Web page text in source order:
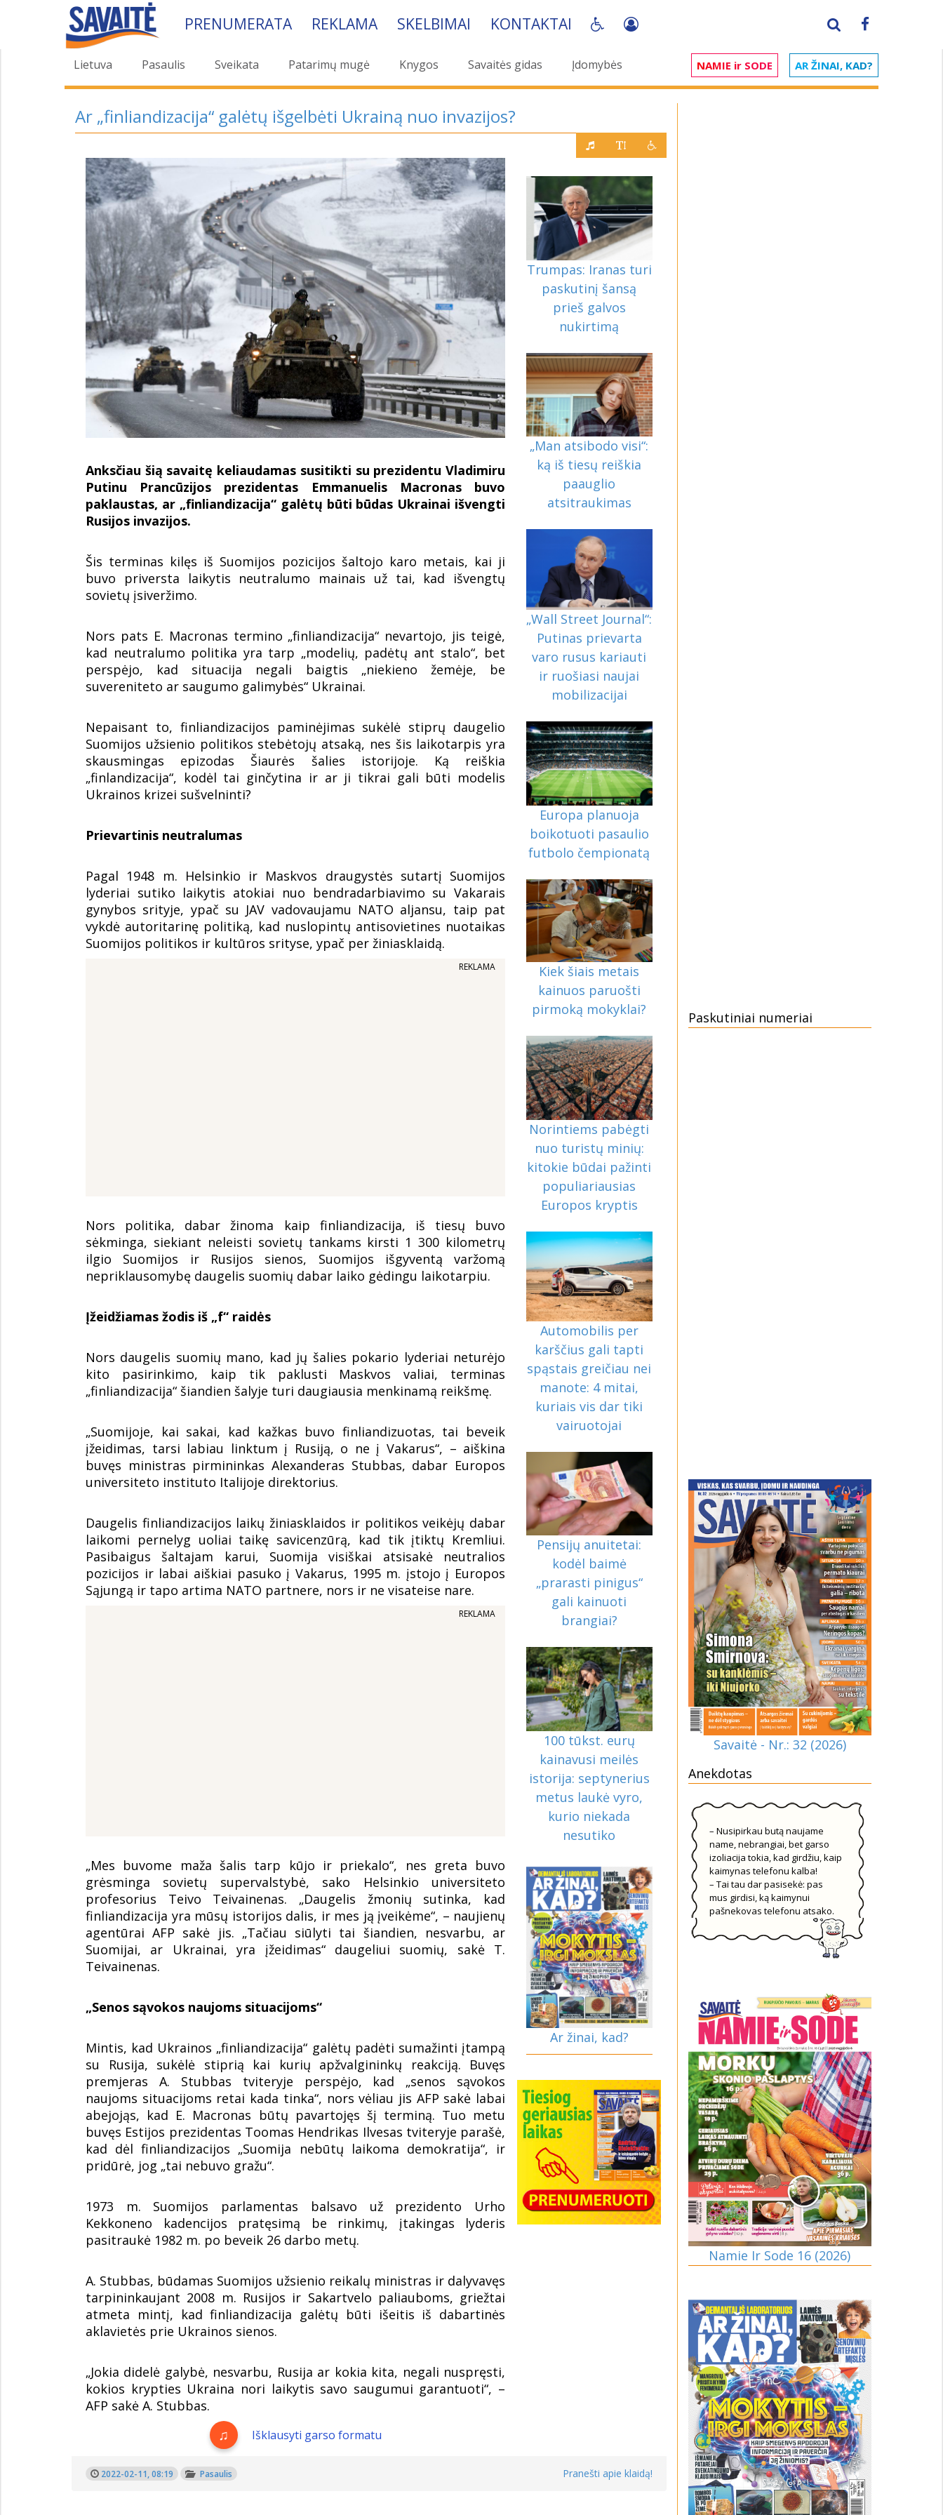
PRENUMERATA REKLAMA SKELBIMAI KONTAKTAI
Lietuva Pasaulis Sveikata Patarimų mugė Knygos Savaitės gidas Įdomybės NAMIE ir SODE AR ŽINAI, KAD?
Ar „finliandizacija“ galėtų išgelbėti Ukrainą nuo invazijos?
Anksčiau šią savaitę keliaudamas susitikti su prezidentu Vladimiru
Putinu Prancūzijos prezidentas Emmanuelis Macronas buvo
paklaustas, ar „finliandizacija“ galėtų būti būdas Ukrainai išvengti
Rusijos invazijos.
Šis terminas kilęs iš Suomijos pozicijos šaltojo karo metais, kai ji
buvo priversta laikytis neutralumo mainais už tai, kad išvengtų
sovietų įsiveržimo.
Nors pats E. Macronas termino „finliandizacija“ nevartojo, jis teigė,
kad neutralumo politika yra tarp „modelių, padėtų ant stalo“, bet
perspėjo, kad situacija negali baigtis „niekieno žemėje, be
suvereniteto ar saugumo galimybės“ Ukrainai.
Nepaisant to, finliandizacijos paminėjimas sukėlė stiprų daugelio
Suomijos užsienio politikos stebėtojų atsaką, nes šis laikotarpis yra
skausmingas epizodas Šiaurės šalies istorijoje. Ką reiškia
„finlandizacija“, kodėl tai ginčytina ir ar ji tikrai gali būti modelis
Ukrainos krizei sušvelninti?
Prievartinis neutralumas
Pagal 1948 m. Helsinkio ir Maskvos draugystės sutartį Suomijos
lyderiai sutiko laikytis atokiai nuo bendradarbiavimo su Vakarais
gynybos srityje, ypač su JAV vadovaujamu NATO aljansu, taip pat
vykdė autoritarinę politiką, kad nuslopintų antisovietines nuotaikas
Suomijos politikos ir kultūros srityse, ypač per žiniasklaidą.
REKLAMA
Nors politika, dabar žinoma kaip finliandizacija, iš tiesų buvo
sėkminga, siekiant neleisti sovietų tankams kirsti 1 300 kilometrų
ilgio Suomijos ir Rusijos sienos, Suomijos išgyventą varžomą
nepriklausomybę daugelis suomių dabar laiko gėdingu laikotarpiu.
Įžeidžiamas žodis iš „f“ raidės
Nors daugelis suomių mano, kad jų šalies pokario lyderiai neturėjo
kito pasirinkimo, kaip tik paklusti Maskvos valiai, terminas
„finliandizacija“ šiandien šalyje turi daugiausia menkinamą reikšmę.
„Suomijoje, kai sakai, kad kažkas buvo finliandizuotas, tai beveik
įžeidimas, tarsi labiau linktum į Rusiją, o ne į Vakarus“, – aiškina
buvęs ministras pirmininkas Alexanderas Stubbas, dabar Europos
universiteto instituto Italijoje direktorius.
Daugelis finliandizacijos laikų žiniasklaidos ir politikos veikėjų dabar
laikomi pernelyg uoliai taikę savicenzūrą, kad tik įtiktų Kremliui.
Pasibaigus šaltajam karui, Suomija visiškai atsisakė neutralios
pozicijos ir labai aiškiai pasuko į Vakarus, 1995 m. įstojo į Europos
Sąjungą ir tapo artima NATO partnere, nors ir ne visateise nare.
REKLAMA
„Mes buvome maža šalis tarp kūjo ir priekalo“, nes greta buvo
grėsminga sovietų supervalstybė, sako Helsinkio universiteto
profesorius Teivo Teivainenas. „Daugelis žmonių sutinka, kad
finliandizacija yra mūsų istorijos dalis, ir mes ją įveikėme“, – naujienų
agentūrai AFP sakė jis. „Tačiau siūlyti tai šiandien, nesvarbu, ar
Suomijai, ar Ukrainai, yra įžeidimas“ daugeliui suomių, sakė T.
Teivainenas.
„Senos sąvokos naujoms situacijoms“
Mintis, kad Ukrainos „finliandizacija“ galėtų padėti sumažinti įtampą
su Rusija, sukėlė stiprią kai kurių apžvalgininkų reakciją. Buvęs
premjeras A. Stubbas tviteryje perspėjo, kad „senos sąvokos
naujoms situacijoms retai kada tinka“, nors vėliau jis AFP sakė labai
abejojąs, kad E. Macronas būtų pavartojęs šį terminą. Tuo metu
buvęs Estijos prezidentas Toomas Hendrikas Ilvesas tviteryje parašė,
kad dėl finliandizacijos „Suomija nebūtų laikoma demokratija“, ir
pridūrė, jog „tai nebuvo gražu“.
1973 m. Suomijos parlamentas balsavo už prezidento Urho
Kekkoneno kadencijos pratęsimą be rinkimų, įtakingas lyderis
pasitraukė 1982 m. po beveik 26 darbo metų.
A. Stubbas, būdamas Suomijos užsienio reikalų ministras ir dalyvavęs
tarpininkaujant 2008 m. Rusijos ir Sakartvelo paliauboms, griežtai
atmeta mintį, kad finliandizacija galėtų būti išeitis iš dabartinės
aklavietės prie Ukrainos sienos.
„Jokia didelė galybė, nesvarbu, Rusija ar kokia kita, negali nuspręsti,
kokios krypties Ukraina nori laikytis savo saugumui garantuoti“, –
AFP sakė A. Stubbas.
Išklausyti garso formatu
Trumpas: Iranas turi
paskutinį šansą
prieš galvos
nukirtimą
„Man atsibodo visi“:
ką iš tiesų reiškia
paauglio
atsitraukimas
„Wall Street Journal“:
Putinas prievarta
varo rusus kariauti
ir ruošiasi naujai
mobilizacijai
Europa planuoja
boikotuoti pasaulio
futbolo čempionatą
Kiek šiais metais
kainuos paruošti
pirmoką mokyklai?
Norintiems pabėgti
nuo turistų minių:
kitokie būdai pažinti
populiariausias
Europos kryptis
Automobilis per
karščius gali tapti
spąstais greičiau nei
manote: 4 mitai,
kuriais vis dar tiki
vairuotojai
Pensijų anuitetai:
kodėl baimė
„prarasti pinigus“
gali kainuoti
brangiai?
100 tūkst. eurų
kainavusi meilės
istorija: septynerius
metus laukė vyro,
kurio niekada
nesutiko
Ar žinai, kad?
2022-02-11, 08:19 Pasaulis Pranešti apie klaidą!
Paskutiniai numeriai
Savaitė - Nr.: 32 (2026)
Anekdotas
– Nusipirkau butą naujame
name, nebrangiai, bet garso
izoliacija tokia, kad girdžiu, kaip
kaimynas telefonu kalba!
– Tai tau dar pasisekė: pas
mus girdisi, ką kaimynui
pašnekovas telefonu atsako.
Namie Ir Sode 16 (2026)